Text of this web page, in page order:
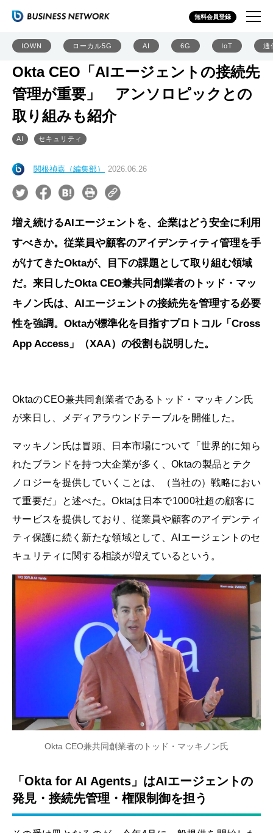
無料会員登録
IOWN ローカル5G AI 6G IoT 通
Okta CEO「AIエージェントの接続先
管理が重要」 アンソロピックとの
取り組みも紹介
AI セキュリティ
関根禎嘉（編集部） 2026.06.26
増え続けるAIエージェントを、企業はどう安全に利用
すべきか。従業員や顧客のアイデンティティ管理を手
がけてきたOktaが、目下の課題として取り組む領域
だ。来日したOkta CEO兼共同創業者のトッド・マッ
キノン氏は、AIエージェントの接続先を管理する必要
性を強調。Oktaが標準化を目指すプロトコル「Cross
App Access」（XAA）の役割も説明した。
OktaのCEO兼共同創業者であるトッド・マッキノン氏
が来日し、メディアラウンドテーブルを開催した。
マッキノン氏は冒頭、日本市場について「世界的に知ら
れたブランドを持つ大企業が多く、Oktaの製品とテク
ノロジーを提供していくことは、（当社の）戦略におい
て重要だ」と述べた。Oktaは日本で1000社超の顧客に
サービスを提供しており、従業員や顧客のアイデンティ
ティ保護に続く新たな領域として、AIエージェントのセ
キュリティに関する相談が増えているという。
Okta CEO兼共同創業者のトッド・マッキノン氏
「Okta for AI Agents」はAIエージェントの
発見・接続先管理・権限制御を担う